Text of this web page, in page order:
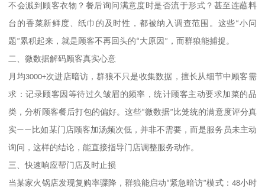
不会溅到顾客衣物？餐后询问满意度时是否流于形式？甚至连蘸料
台的香菜新鲜度、纸巾的及时性，都被纳入调查范围。这些“小问
题”累积起来，就是顾客不再回头的“大原因 ” ，而群狼能捕捉。
二、微数据解码顾客真实心意
月均3000+次进店暗访，群狼不只是收集数据，擅长从细节中顾客需
求：记录顾客因等待过久皱眉的频率，统计顾客主动要求加菜的品
类，分析顾客餐后打包的偏好。这些“微数据” 比笼统的满意度评分真
实—— 比如某门店顾客加汤频次低，并非不需要，而是服务员未主动
询问，这样的结论，能直接指导门店调整服务动作。
三、快速响应帮门店及时止损
当某家火锅店发现复购率骤降，群狼能启动“紧急暗访”模式： 48小时